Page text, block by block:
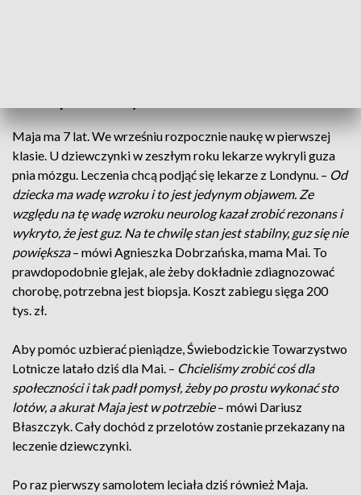
Maja ma 7 lat. We wrześniu rozpocznie naukę w pierwszej
klasie. U dziewczynki w zeszłym roku lekarze wykryli guza
pnia mózgu. Leczenia chcą podjąć się lekarze z Londynu. – Od
dziecka ma wadę wzroku i to jest jedynym objawem. Ze
względu na tę wadę wzroku neurolog kazał zrobić rezonans i
wykryto, że jest guz. Na te chwilę stan jest stabilny, guz się nie
powiększa– mówi Agnieszka Dobrzańska, mama Mai. To
prawdopodobnie glejak, ale żeby dokładnie zdiagnozować
chorobę, potrzebna jest biopsja. Koszt zabiegu sięga 200
tys. zł.
Aby pomóc uzbierać pieniądze, Świebodzickie Towarzystwo
Lotnicze latało dziś dla Mai. – Chcieliśmy zrobić coś dla
społeczności i tak padł pomysł, żeby po prostu wykonać sto
lotów, a akurat Maja jest w potrzebie– mówi Dariusz
Błaszczyk. Cały dochód z przelotów zostanie przekazany na
leczenie dziewczynki.
Po raz pierwszy samolotem leciała dziś również Maja.